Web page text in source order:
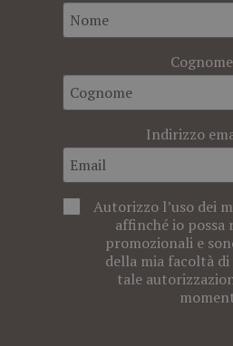
Cognome
Indirizzo
Autorizzo l’uso dei
affinché io possa
promozionali e
della mia facoltà
tale